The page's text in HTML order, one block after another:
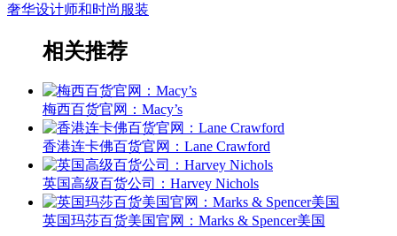
奢华设计师和时尚服装
相关推荐
梅西百货官网：Macy’s
香港连卡佛百货官网：Lane Crawford
英国高级百货公司：Harvey Nichols
英国玛莎百货美国官网：Marks & Spencer美国